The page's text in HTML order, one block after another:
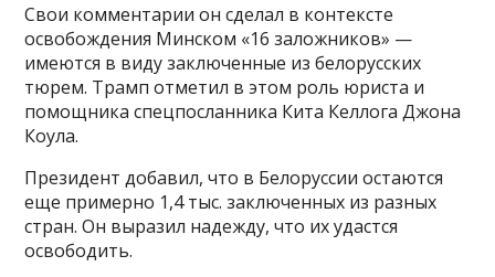
Свои комментарии он сделал в контексте
освобождения Минском «16 заложников» —
имеются в виду заключенные из белорусских
тюрем. Трамп отметил в этом роль юриста и
помощника спецпосланника Кита Келлога Джона
Коула.
Президент добавил, что в Белоруссии остаются
еще примерно 1,4 тыс. заключенных из разных
стран. Он выразил надежду, что их удастся
освободить.